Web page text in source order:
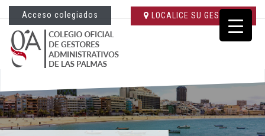
Acceso colegiados LOCALICE SU GESTORÍA